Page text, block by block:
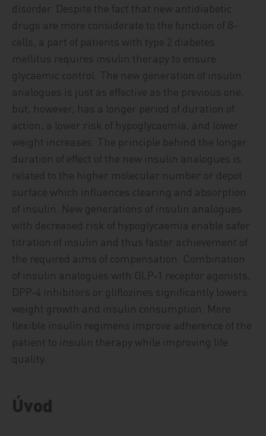
disorder. Despite the fact that new antidiabetic
drugs are more considerate to the function of β-
cells, a part of patients with type 2 diabetes
mellitus requires insulin therapy to ensure
glycaemic control. The new generation of insulin
analogues is just as effective as the previous one,
but, however, has a longer period of duration of
action, a lower risk of hypoglycaemia, and lower
weight increases. The principle behind the longer
duration of effect of the new insulin analogues is
related to the higher molecular number or depot
surface which influences clearing and absorption
of insulin. New generations of insulin analogues
with decreased risk of hypoglycaemia enable safer
titration of insulin and thus faster achievement of
the required aims of compensation. Combination
of insulin analogues with GLP‑1 receptor agonists,
DPP‑4 inhibitors or gliflozines significantly lowers
weight growth and insulin consumption. More
flexible insulin regimens improve adherence of the
patient to insulin therapy while improving life
quality.
Úvod